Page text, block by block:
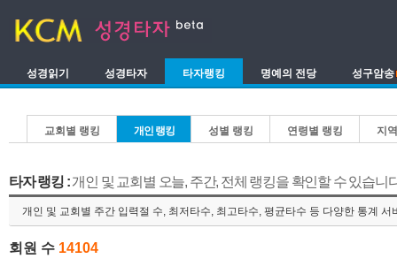
성경읽기 성경타자 타자랭킹 명예의 전당 성구암송
교회별 랭킹 개인 랭킹 성별 랭킹 연령별 랭킹 지
타자 랭킹 :개인 및 교회별 오늘, 주간, 전체 랭킹을 확인할 수 있습니
개인 및 교회별 주간 입력절 수, 최저타수, 최고타수, 평균타수 등 다양한 통계 서
회원 수 14104